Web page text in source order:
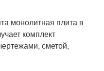
монолитная плита в
комплект
сметой,